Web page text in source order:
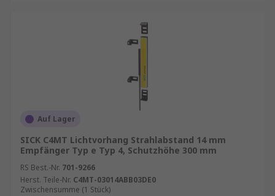
Auf Lager
SICK C4MT Lichtvorhang Strahlabstand 14 mm
Empfänger Typ e Typ 4, Schutzhöhe 300 mm
RS Best.-Nr. 701-9266
Herst. Teile-Nr. C4MT-03014ABB03DE0
Zwischensumme (1 Stück)